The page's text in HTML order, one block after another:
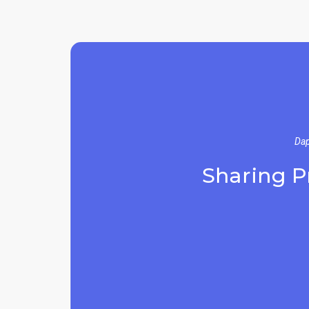
Sharing